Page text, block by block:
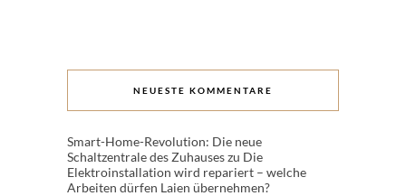
NEUESTE KOMMENTARE
Smart-Home-Revolution: Die neue
Schaltzentrale des Zuhauseszu Die
Elektroinstallation wird repariert – welche
Arbeiten dürfen Laien übernehmen?